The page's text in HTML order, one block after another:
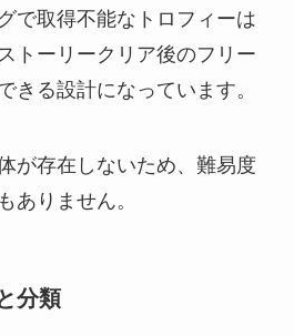
で取得不能なトロフィーは
トーリークリア後のフリー
きる設計になっています。
が存在しないため、難易度
ありません。
分類